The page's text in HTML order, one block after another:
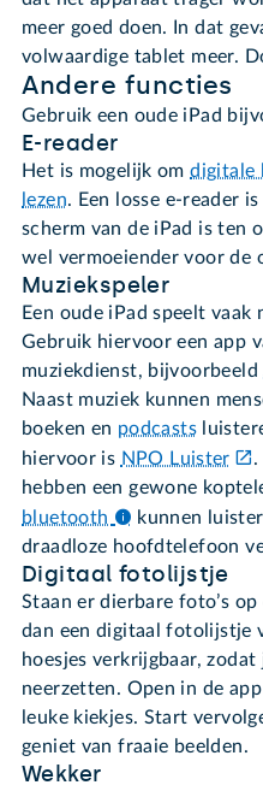
meer goed doen. In dat
volwaardige tablet meer.
Andere functies
Gebruik een oude iPad
E-reader
Het is mogelijk omdigitale
lezen. Een losse e-reader
scherm van de iPad is ten
wel vermoeiender voor de
Muziekspeler
Een oude iPad speelt vaak
Gebruik hiervoor een app
muziekdienst, bijvoorbeeld
Naast muziek kunnen
boeken en podcasts
hiervoor is NPO Luister
.
hebben een gewone
bluetooth
kunnen
draadloze hoofdtelefoon
Digitaal fotolijstje
Staan er dierbare foto’s
dan een digitaal fotolijstje
hoesjes verkrijgbaar,
neerzetten. Open in de
leuke kiekjes. Start
geniet van fraaie beelden.
Wekker